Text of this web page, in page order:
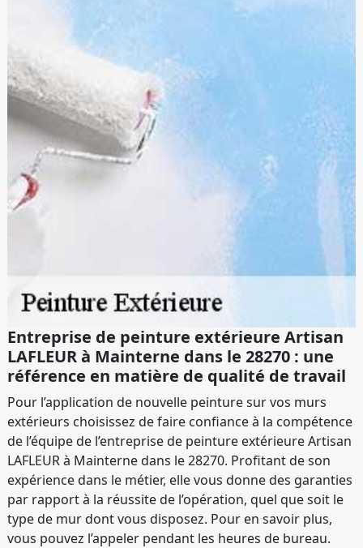
Entreprise de peinture extérieure Artisan
LAFLEUR à Mainterne dans le 28270 : une
référence en matière de qualité de travail
Pour l’application de nouvelle peinture sur vos murs
extérieurs choisissez de faire confiance à la compétence
de l’équipe de l’entreprise de peinture extérieure Artisan
LAFLEUR à Mainterne dans le 28270. Profitant de son
expérience dans le métier, elle vous donne des garanties
par rapport à la réussite de l’opération, quel que soit le
type de mur dont vous disposez. Pour en savoir plus,
vous pouvez l’appeler pendant les heures de bureau.